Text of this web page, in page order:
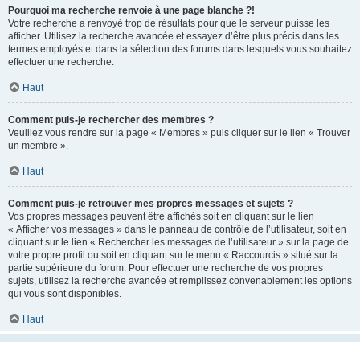
Pourquoi ma recherche renvoie à une page blanche ?!
Votre recherche a renvoyé trop de résultats pour que le serveur puisse les
afficher. Utilisez la recherche avancée et essayez d’être plus précis dans les
termes employés et dans la sélection des forums dans lesquels vous souhaitez
effectuer une recherche.
Haut
Comment puis-je rechercher des membres ?
Veuillez vous rendre sur la page « Membres » puis cliquer sur le lien « Trouver
un membre ».
Haut
Comment puis-je retrouver mes propres messages et sujets ?
Vos propres messages peuvent être affichés soit en cliquant sur le lien
« Afficher vos messages » dans le panneau de contrôle de l’utilisateur, soit en
cliquant sur le lien « Rechercher les messages de l’utilisateur » sur la page de
votre propre profil ou soit en cliquant sur le menu « Raccourcis » situé sur la
partie supérieure du forum. Pour effectuer une recherche de vos propres
sujets, utilisez la recherche avancée et remplissez convenablement les options
qui vous sont disponibles.
Haut